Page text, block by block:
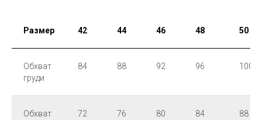
Размер 42 44 46 48 50
Обхват
груди
84 88 92 96 100
Обхват
72 76 80 84 88